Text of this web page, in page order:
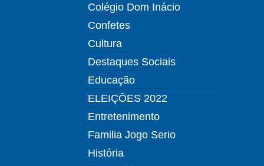
Colégio Dom Inácio
Confetes
Cultura
Destaques Sociais
Educação
ELEIÇÕES 2022
Entretenimento
Familia Jogo Serio
História